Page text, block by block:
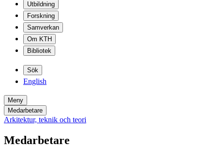
Utbildning
Forskning
Samverkan
Om KTH
Bibliotek
Sök
English
Meny
Medarbetare
Arkitektur, teknik och teori
Medarbetare